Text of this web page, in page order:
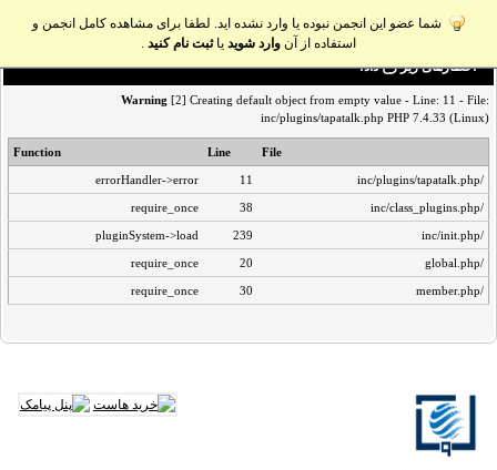
شما عضو این انجمن نبوده یا وارد نشده اید. لطفا برای مشاهده کامل انجمن و
استفاده از آن وارد شوید یاثبت نام کنید .
اخطار‌های زیر رخ داد:
Warning [2] Creating default object from empty value - Line: 11 - File:
inc/plugins/tapatalk.php PHP 7.4.33 (Linux)
File
Line
Function
/inc/plugins/tapatalk.php
11
errorHandler->error
/inc/class_plugins.php
38
require_once
/inc/init.php
239
pluginSystem->load
/global.php
20
require_once
/member.php
30
require_once